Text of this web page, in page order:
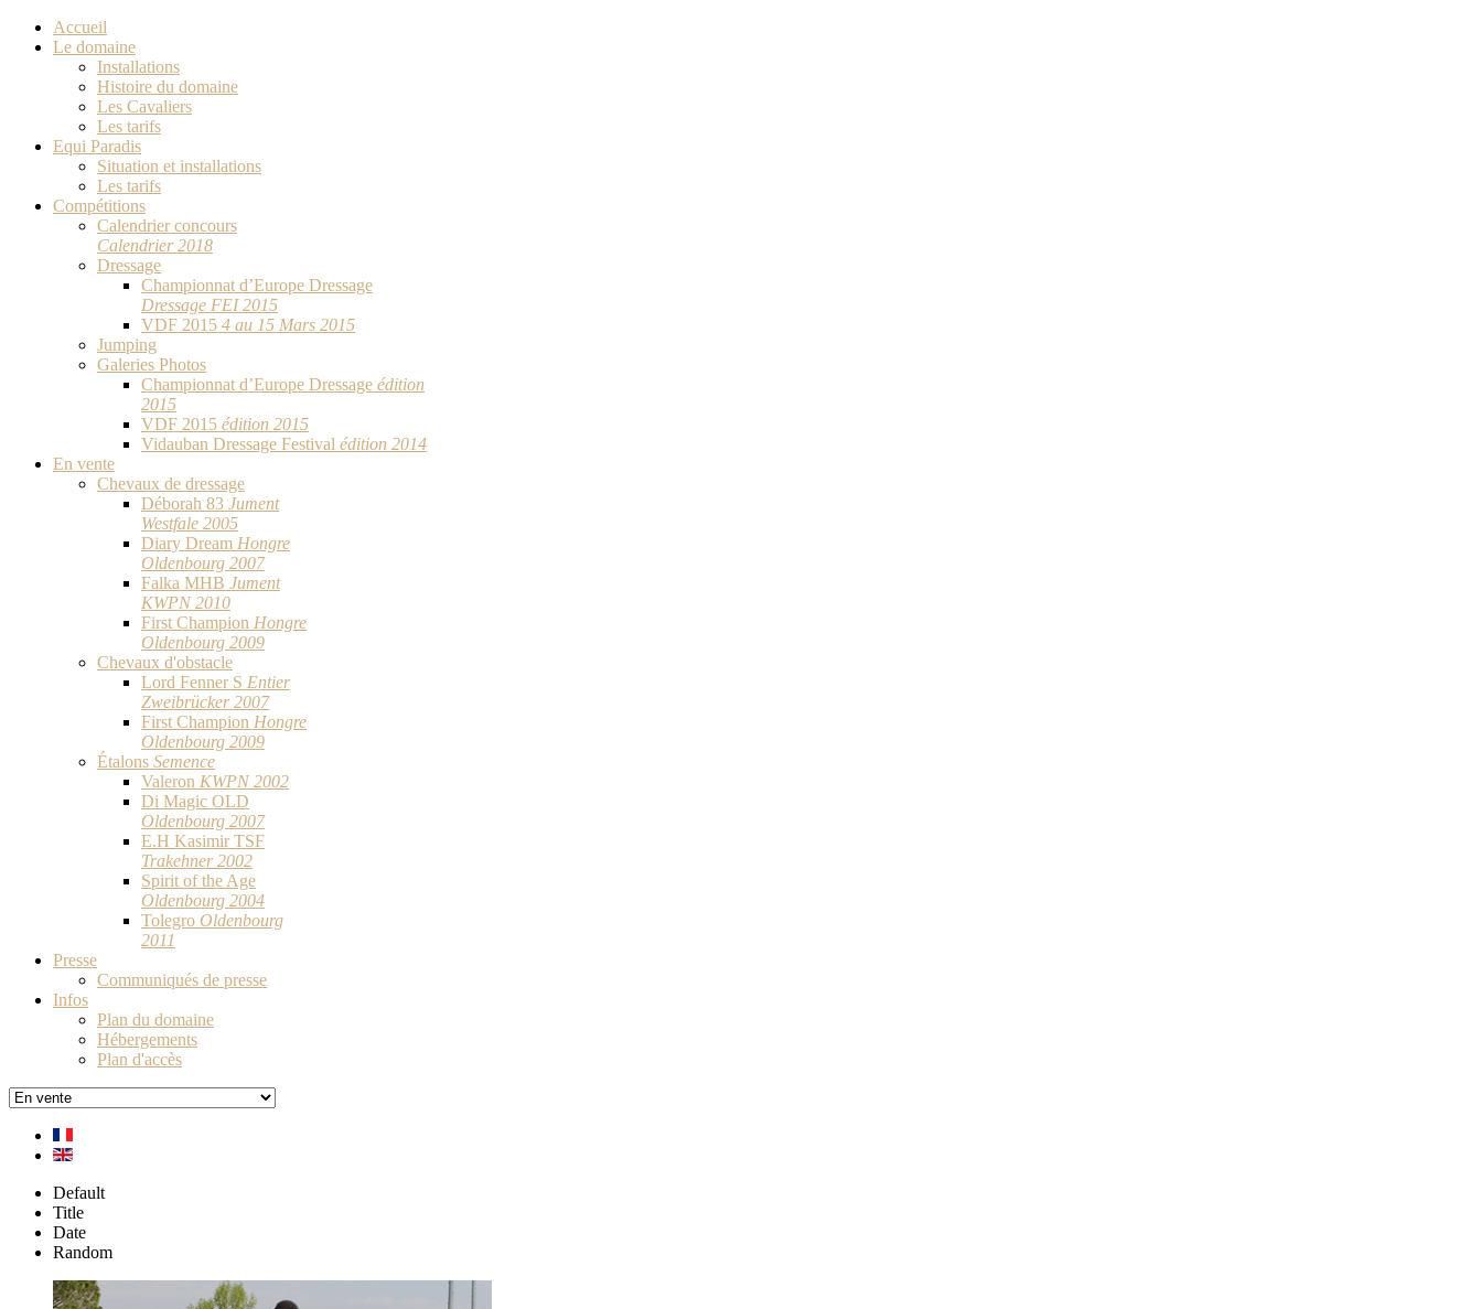
Accueil
Le domaine
Installations
Histoire du domaine
Les Cavaliers
Les tarifs
Equi Paradis
Situation et installations
Les tarifs
Compétitions
Calendrier concours
Calendrier 2018
Dressage
Championnat d’Europe Dressage
Dressage FEI 2015
VDF 2015 4 au 15 Mars 2015
Jumping
Galeries Photos
Championnat d’Europe Dressage édition
2015
VDF 2015 édition 2015
Vidauban Dressage Festival édition 2014
En vente
Chevaux de dressage
Déborah 83 Jument
Westfale 2005
Diary Dream Hongre
Oldenbourg 2007
Falka MHB Jument
KWPN 2010
First Champion Hongre
Oldenbourg 2009
Chevaux d'obstacle
Lord Fenner S Entier
Zweibrücker 2007
First Champion Hongre
Oldenbourg 2009
Étalons Semence
Valeron KWPN 2002
Di Magic OLD
Oldenbourg 2007
E.H Kasimir TSF
Trakehner 2002
Spirit of the Age
Oldenbourg 2004
Tolegro Oldenbourg
2011
Presse
Communiqués de presse
Infos
Plan du domaine
Hébergements
Plan d'accès
Default
Title
Date
Random